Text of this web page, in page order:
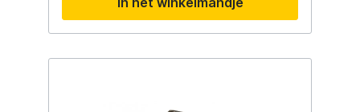
uitstraling en zorgvuldig geteste
kleurcombinaties is dit een
onweerstaanbaar aas voor elke roofvisser.
vlijmscherpe Gamakatsu dreggen voor